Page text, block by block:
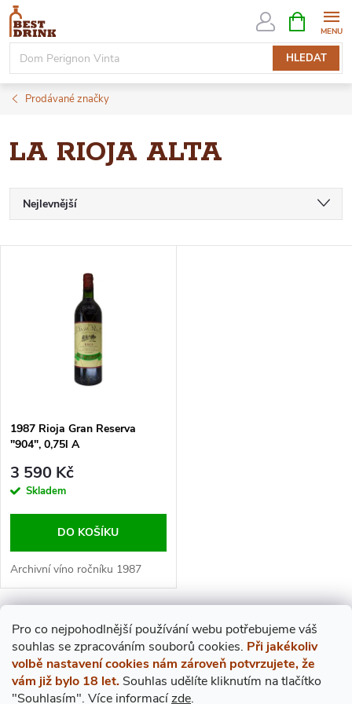
Pro co nejpohodlnější používání webu potřebujeme váš
souhlas se zpracováním souborů cookies. Při jakékoliv
volbě nastavení cookies nám zároveň potvrzujete, že
vám již bylo 18 let. Souhlas udělíte kliknutím na tlačítko
"Souhlasím". Více informacízde.
Přejít
obsah
HLEDAT
NÁKUPNÍ
KOŠÍK
Prodávané značky
LA RIOJA ALTA
Ř
A
P
R
O
D
U
K
T
Nejlevnější
S
P
R
D
U
K
T
1987 Rioja Gran Reserva
"904", 0,75l A
3 590 Kč
Skladem
DO KOŠÍKU
Archivní víno ročníku 1987
O
V
L